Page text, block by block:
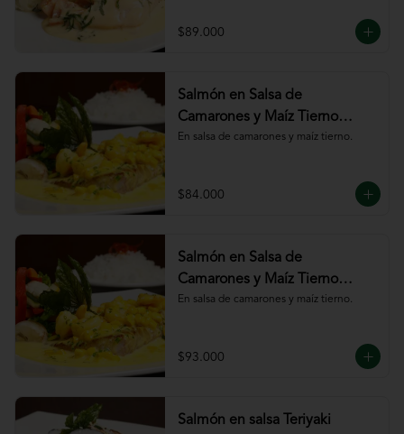
$89.000
Salmón en Salsa de
Camarones y Maíz Tierno
180gr
En salsa de camarones y maíz tierno.
$84.000
Salmón en Salsa de
Camarones y Maíz Tierno
220gr
En salsa de camarones y maíz tierno.
$93.000
Salmón en salsa Teriyaki